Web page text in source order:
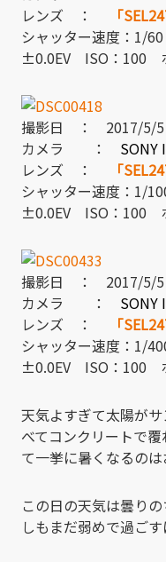
レンズ ：
「
シャッター速度：1/
±0.0EV ISO：100
撮影日 ： 2017/5/5
カメラ ： SONY
レンズ ：
「
シャッター速度：1/
±0.0EV ISO：100
撮影日 ： 2017/5/5
カメラ ： SONY
レンズ ：
「
シャッター速度：1/
±0.0EV ISO：100
天気よすぎて太陽が
べてコンクリートで
て一挙に暑くなるのは
この日の天気は曇り
しもまだ弱めで過ごす